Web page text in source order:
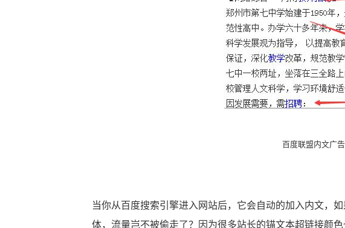
百度联盟内文广
当你从百度搜索引擎进入网站后，它会自动的加入内文，
体，流量岂不被偷走了？因为很多站长的锚文本超链接颜